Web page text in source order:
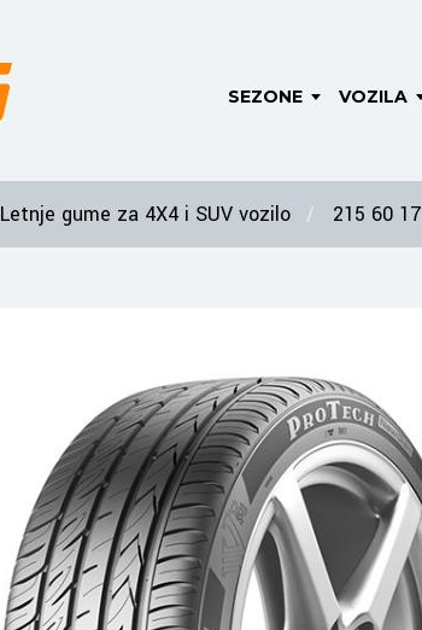
SEZONE VOZILA
Letnje gume za 4X4 i SUV vozilo 215 60 17